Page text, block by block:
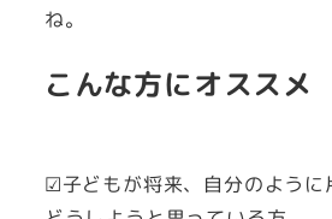
ね。
こんな方にオススメ
☑子どもが将来、自分のように